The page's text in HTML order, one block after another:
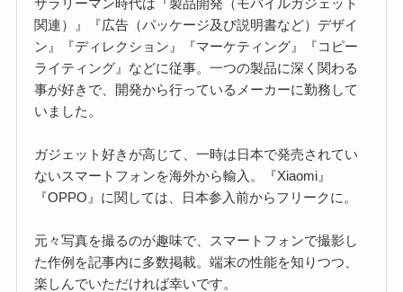
関連）』『広告（パッケージ及び説明書など）デザイ
ン』『ディレクション』『マーケティング』『コピー
ライティング』などに従事。一つの製品に深く関わる
事が好きで、開発から行っているメーカーに勤務して
いました。
ガジェット好きが高じて、一時は日本で発売されてい
ないスマートフォンを海外から輸入。『Xiaomi』
『OPPO』に関しては、日本参入前からフリークに。
元々写真を撮るのが趣味で、スマートフォンで撮影し
た作例を記事内に多数掲載。端末の性能を知りつつ、
楽しんでいただければ幸いです。